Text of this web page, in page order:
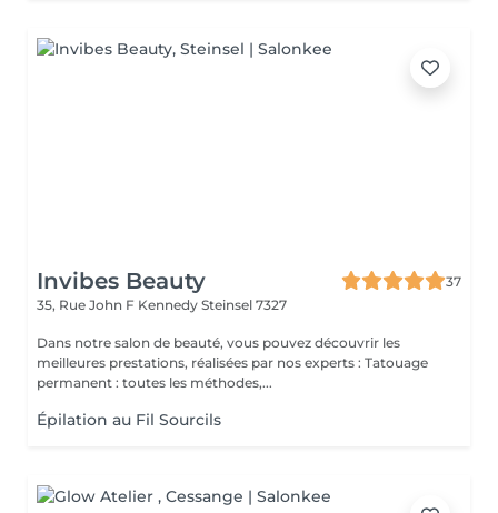
Invibes Beauty
37
35, Rue John F Kennedy Steinsel 7327
Dans notre salon de beauté, vous pouvez découvrir les
meilleures prestations, réalisées par nos experts : Tatouage
permanent : toutes les méthodes,...
Épilation au Fil Sourcils